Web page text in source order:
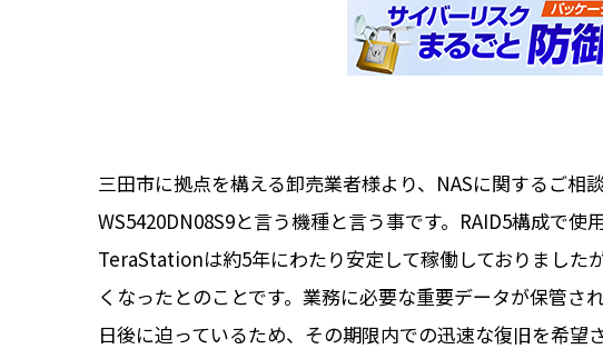
三田市に拠点を構える卸売業者様より、NASに関するご
WS5420DN08S9と言う機種と言う事です。RAID5構成で
TeraStationは約5年にわたり安定して稼働しておりました
くなったとのことです。業務に必要な重要データが保管
日後に迫っているため、その期限内での迅速な復旧を希